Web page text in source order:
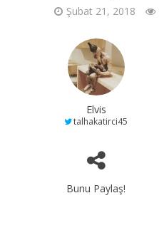
Şubat 21, 2018
Elvis
talhakatirci45
Bunu Paylaş!